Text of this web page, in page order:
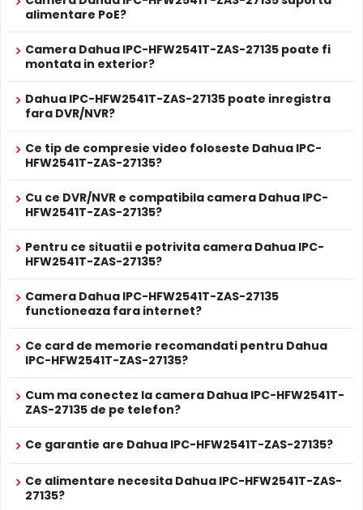
Dahua IPC-HFW2541T-ZAS-27135 are unfiltru IR mecanic
autoretractabilce filtreaza lumina in infrarosu pe timpul
noptii acesta este retras pentru a permite luminii IR sa
treaca, imbunatatind vizibilitatea.
Infrarosu Inteligent (Smart IR)
Infrarosu Inteligent(Smart IR), ce regleaza automat
intensitatea iluminatorului in infrarosu in functie de
Audio in/out
1 intrare audio
Alarma
in/out
1 intrare alarma
Alte functii
· Monitorizare inteligentă: Intrusion și tripwire (cele
două funcții acceptă clasificarea și detectarea
ALIMENTARE
12V DC / 9.7 W
Alimentare
POE
Da
Se poate alimenta printr-un singur cablu UTP/FTP din
PROSPECT PRODUCATOR
Prospect
* Specificatiile tehnice ale produsului Dahua IPC-HFW2541T-ZAS-27135 au
alimentare PoE?
Camera Dahua IPC-HFW2541T-ZAS-27135 poate fi
montata in exterior?
Dahua IPC-HFW2541T-ZAS-27135 poate inregistra
fara DVR/NVR?
Ce tip de compresie video foloseste Dahua IPC-
HFW2541T-ZAS-27135?
Cu ce DVR/NVR e compatibila camera Dahua IPC-
HFW2541T-ZAS-27135?
Pentru ce situatii e potrivita camera Dahua IPC-
HFW2541T-ZAS-27135?
Camera Dahua IPC-HFW2541T-ZAS-27135
functioneaza fara internet?
Ce card de memorie recomandati pentru Dahua
IPC-HFW2541T-ZAS-27135?
Cum ma conectez la camera Dahua IPC-HFW2541T-
ZAS-27135 de pe telefon?
Ce garantie are Dahua IPC-HFW2541T-ZAS-27135?
Ce alimentare necesita Dahua IPC-HFW2541T-ZAS-
27135?